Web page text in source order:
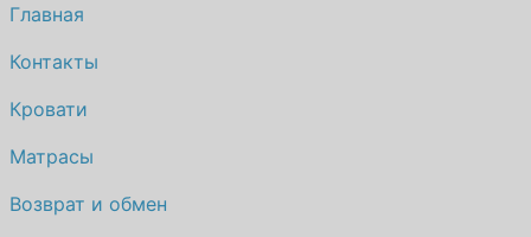
Главная
Контакты
Кровати
Матрасы
Возврат и обмен